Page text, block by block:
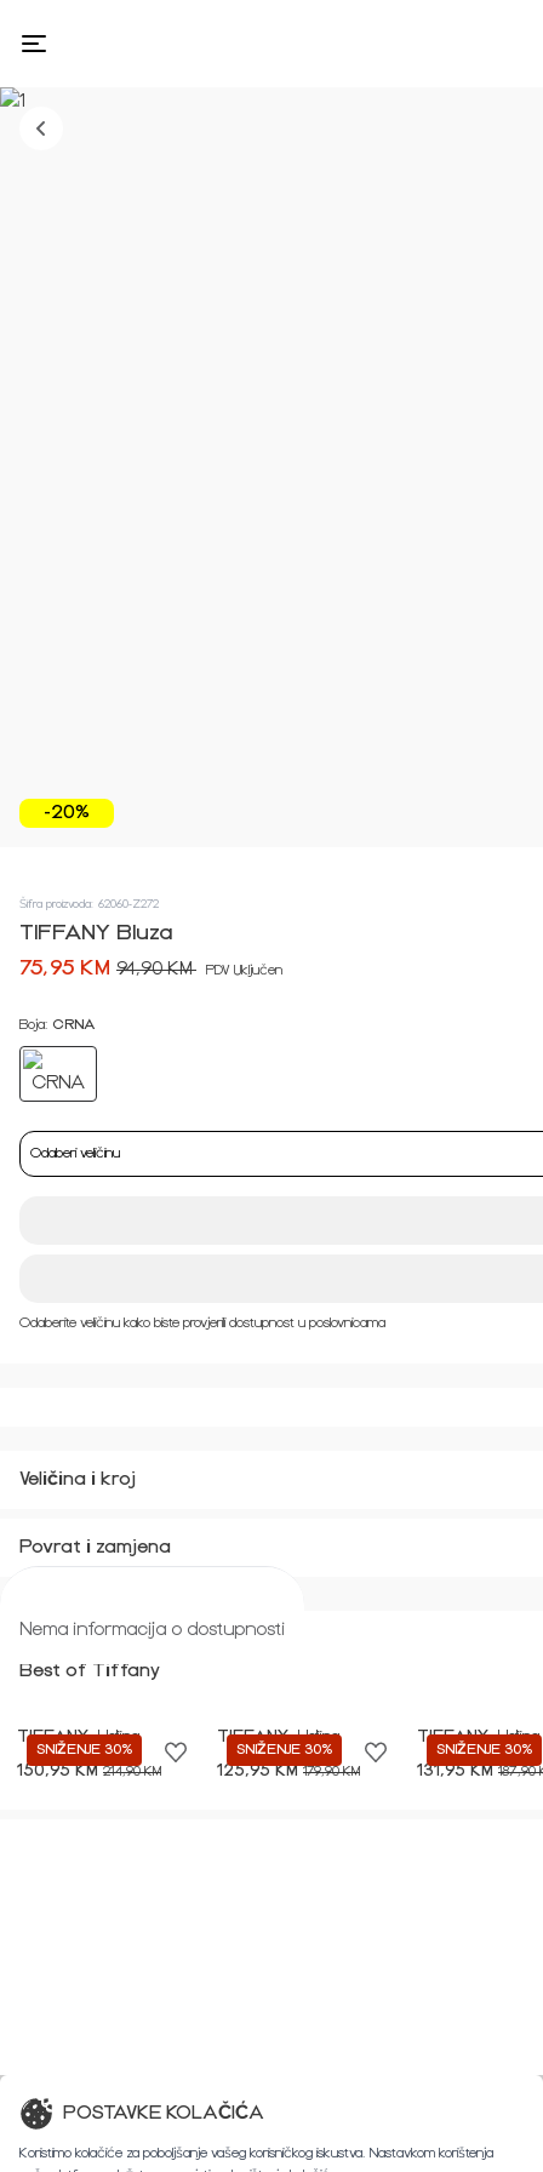
-20%
Nema informacija o dostupnosti
Šifra proizvoda: 62060-Z272
TIFFANY Bluza
75,95 KM 94,90 KM PDV Uključen
Boja: CRNA
Odaberi veličinu
Odaberite veličinu kako biste provjerili dostupnost u poslovnicama
Veličina i kroj
Povrat i zamjena
Best of Tiffany
SNIŽENJE 30%
TIFFANY Haljina
150,95 KM214,90 KM
SNIŽENJE 30%
TIFFANY Haljina
125,95 KM179,90 KM
SNIŽENJE 30%
TIFFANY Haljina
131,95 KM187,90
POSTAVKE KOLAČIĆA
Koristimo kolačiće za poboljšanje vašeg korisničkog iskustva. Nastavkom korištenja